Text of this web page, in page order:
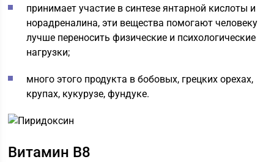
принимает участие в синтезе янтарной кислоты и
норадреналина, эти вещества помогают человеку
лучше переносить физические и психологические
нагрузки;
много этого продукта в бобовых, грецких орехах,
крупах, кукурузе, фундуке.
Витамин В8